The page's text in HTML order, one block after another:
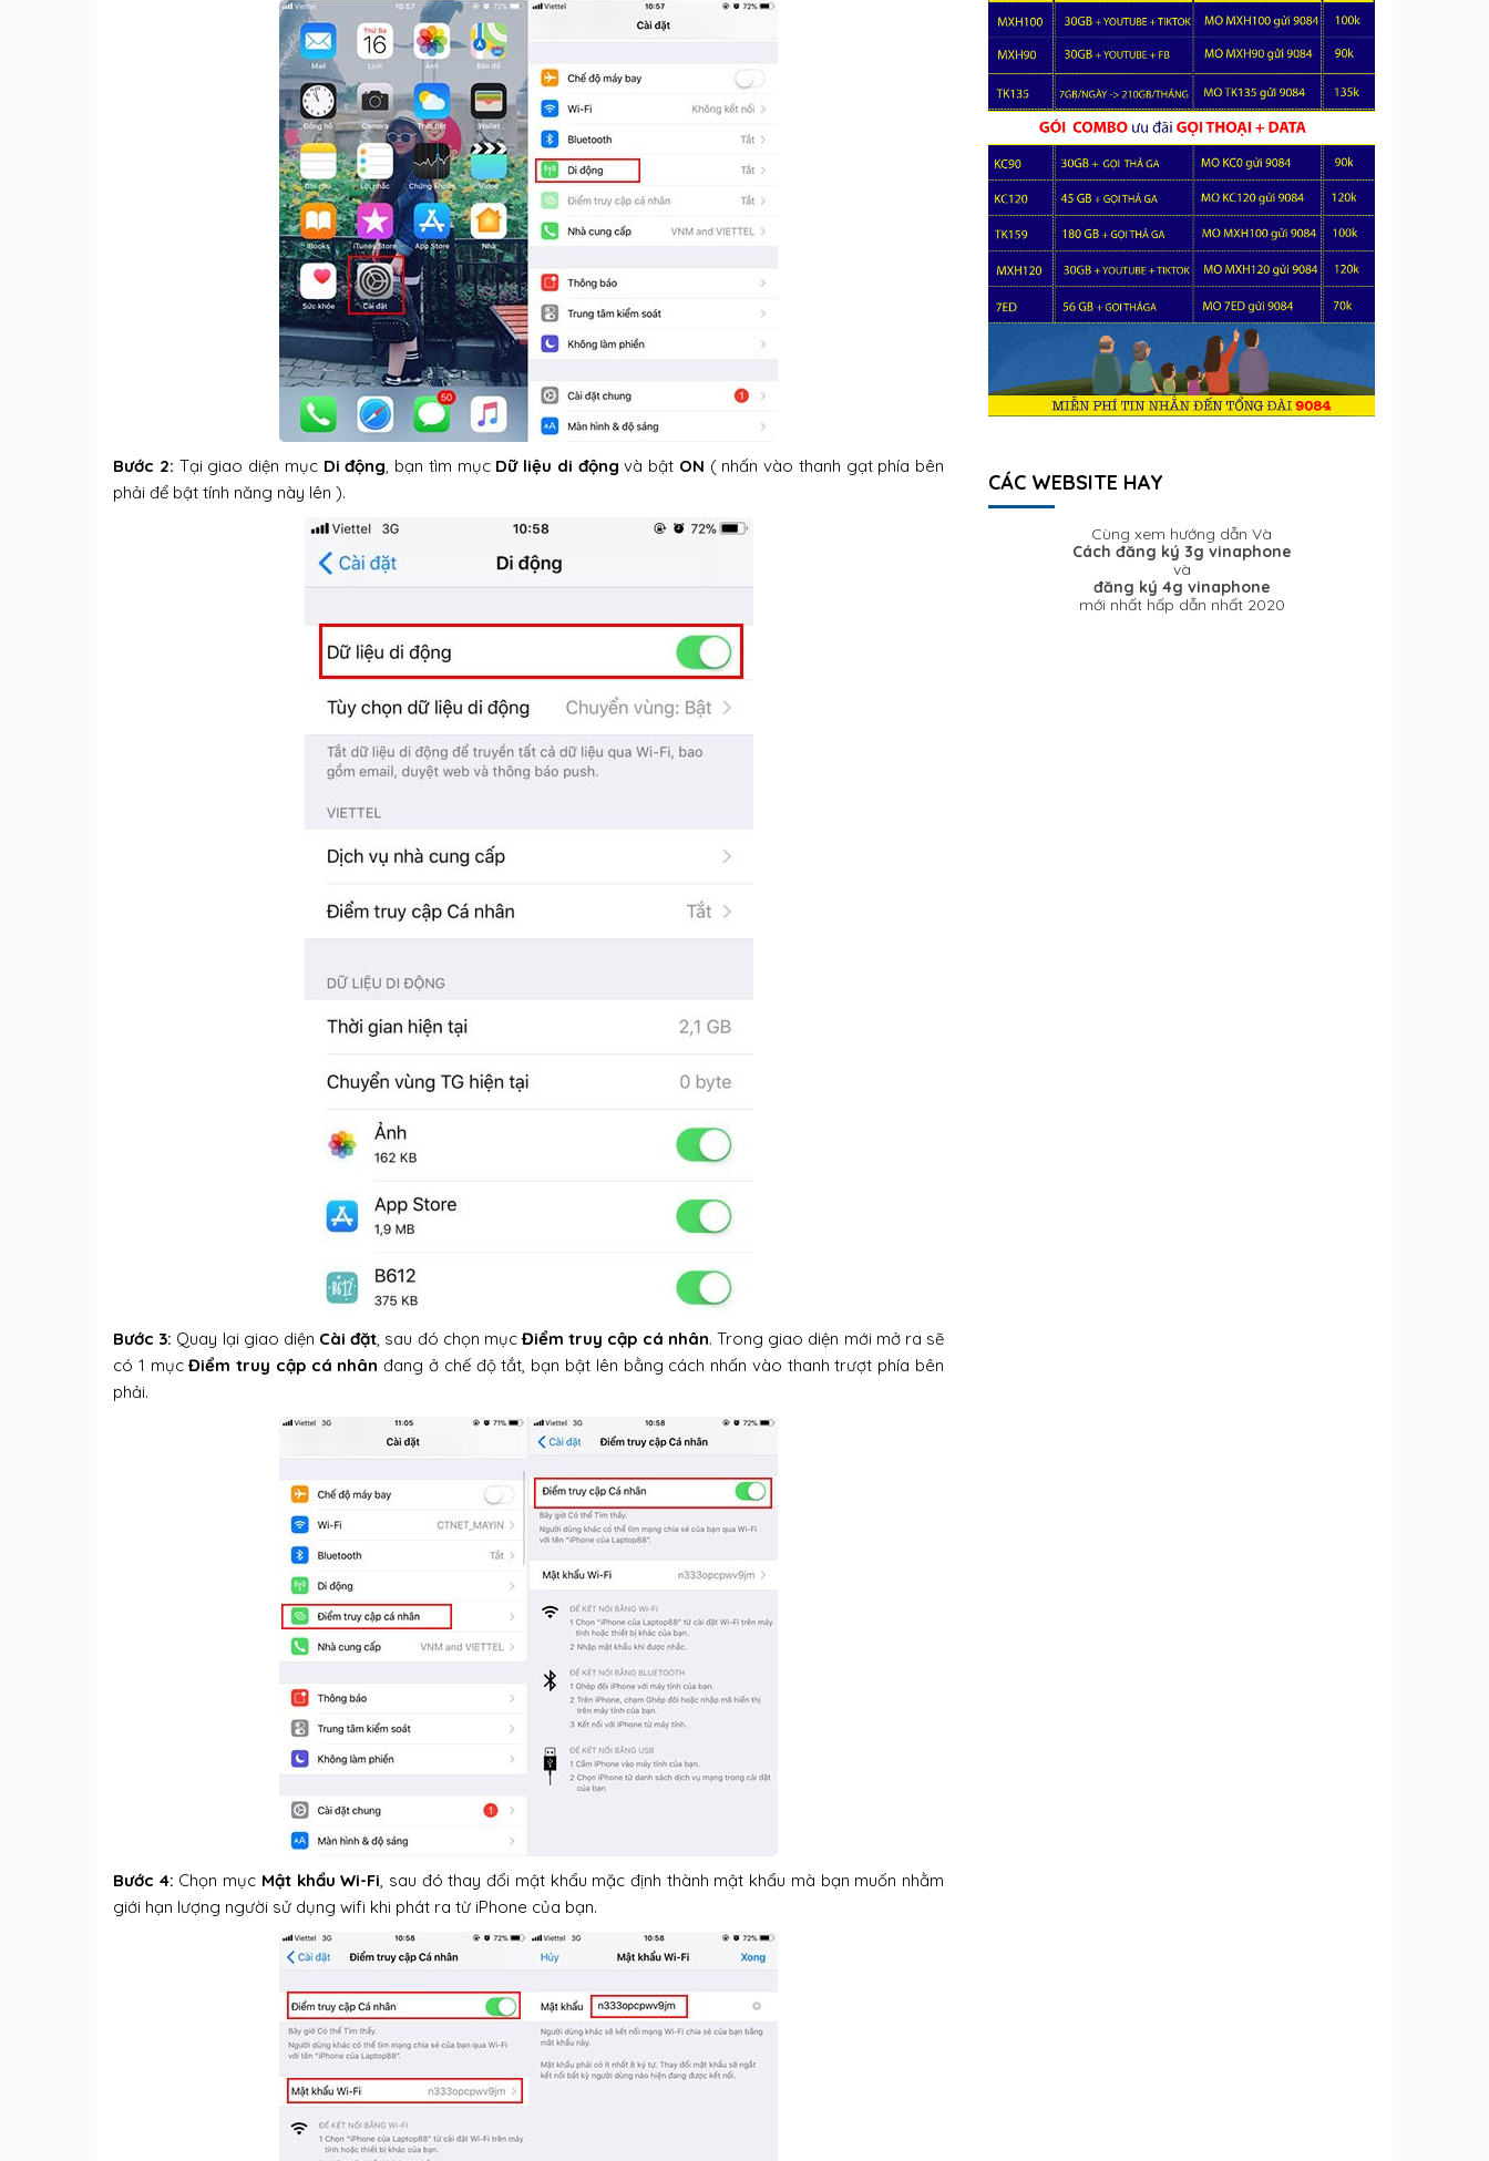
Bước 2: Tại giao diện mục Di động, bạn tìm mục Dữ liệu di động và bật ON ( nhấn vào thanh gạt phía bên
phải để bật tính năng này lên ).
Bước 3: Quay lại giao diện Cài đặt, sau đó chọn mụcĐiểm truy cập cá nhân. Trong giao diện mới mở ra sẽ
có 1 mụcĐiểm truy cập cá nhân đang ở chế độ tắt, bạn bật lên bằng cách nhấn vào thanh trượt phía bên
phải.
Bước 4: Chọn mục Mật khẩu Wi-Fi, sau đó thay đổi mật khẩu mặc định thành mật khẩu mà bạn muốn nhằm
giới hạn lượng người sử dụng wifi khi phát ra từ iPhone của bạn.
CÁC WEBSITE HAY
Cùng xem hướng dẫn Và
Cách đăng ký 3g vinaphone
và
đăng ký 4g vinaphone
mới nhất hấp dẫn nhất 2020